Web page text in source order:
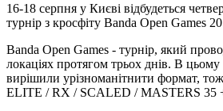
16-18 серпня у Києві відбудеться
турнір з кросфіту Banda Open Games
Banda Open Games - турнір, який
локаціях протягом трьох днів. В цьому
вирішили урізноманітнити формат,
ELITE / RX / SCALED / MASTERS 35